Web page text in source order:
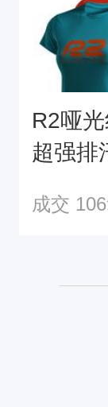
R2哑
超强排
成交 106